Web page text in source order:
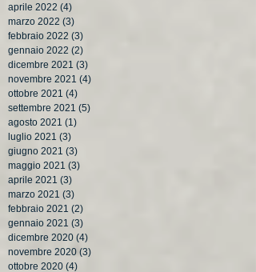
aprile 2022 (4)
marzo 2022 (3)
febbraio 2022 (3)
gennaio 2022 (2)
dicembre 2021 (3)
novembre 2021 (4)
ottobre 2021 (4)
settembre 2021 (5)
agosto 2021 (1)
luglio 2021 (3)
giugno 2021 (3)
maggio 2021 (3)
aprile 2021 (3)
marzo 2021 (3)
febbraio 2021 (2)
gennaio 2021 (3)
dicembre 2020 (4)
novembre 2020 (3)
ottobre 2020 (4)